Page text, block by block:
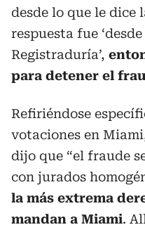
desde lo que le dice
respuesta fue
Registraduría’,
para detener el
Refiriéndose
votaciones en
dijo que “el fraude
con jurados
la más extrema
mandan a Miami.